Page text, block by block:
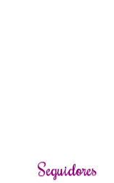
Seguidores